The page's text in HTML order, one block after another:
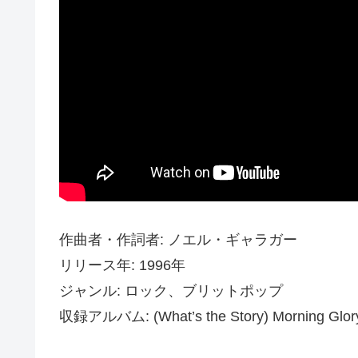
作曲者・作詞者: ノエル・ギャラガー
リリース年: 1996年
ジャンル: ロック、ブリットポップ
収録アルバム: (What’s the Story) Morning